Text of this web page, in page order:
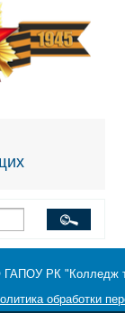
ГАПОУ РК "Колледж
обработки